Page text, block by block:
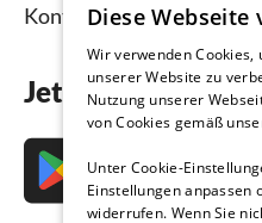
Kontakt
Jetzt die App
Diese Webseite
Wir verwenden
unserer Website zu
Nutzung unserer
von Cookies gemäß
Unter Cookie-
Einstellungen anpassen
widerrufen. Wenn Sie